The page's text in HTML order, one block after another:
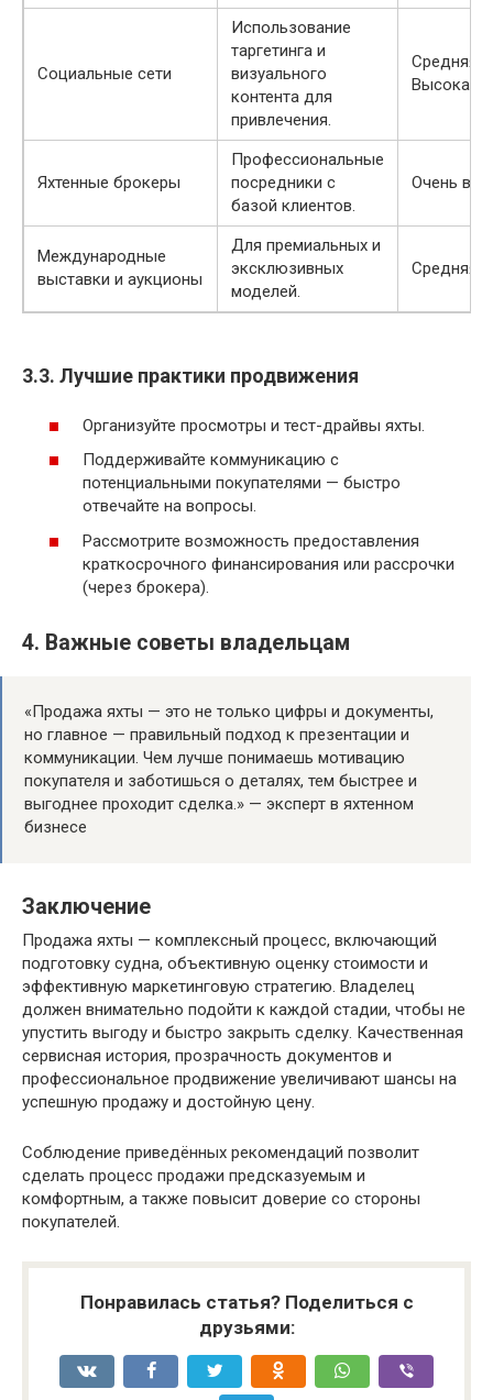
Социальные сети
Использование
таргетинга и
визуального
контента для
привлечения.
Средняя-
Высокая
Яхтенные брокеры
Профессиональные
посредники с
базой клиентов.
Очень
Международные
выставки и аукционы
Для премиальных и
эксклюзивных
моделей.
Средняя
3.3. Лучшие практики продвижения
Организуйте просмотры и тест-драйвы яхты.
Поддерживайте коммуникацию с
потенциальными покупателями — быстро
отвечайте на вопросы.
Рассмотрите возможность предоставления
краткосрочного финансирования или рассрочки
(через брокера).
4. Важные советы владельцам
«Продажа яхты — это не только цифры и документы,
но главное — правильный подход к презентации и
коммуникации. Чем лучше понимаешь мотивацию
покупателя и заботишься о деталях, тем быстрее и
выгоднее проходит сделка.» — эксперт в яхтенном
бизнесе
Заключение
Продажа яхты — комплексный процесс, включающий
подготовку судна, объективную оценку стоимости и
эффективную маркетинговую стратегию. Владелец
должен внимательно подойти к каждой стадии, чтобы не
упустить выгоду и быстро закрыть сделку. Качественная
сервисная история, прозрачность документов и
профессиональное продвижение увеличивают шансы на
успешную продажу и достойную цену.
Соблюдение приведённых рекомендаций позволит
сделать процесс продажи предсказуемым и
комфортным, а также повысит доверие со стороны
покупателей.
Понравилась статья? Поделиться с
друзьями: